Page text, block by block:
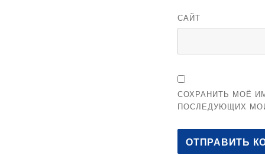
САЙТ
СОХРАНИТЬ МОЁ
ПОСЛЕДУЮЩИХ